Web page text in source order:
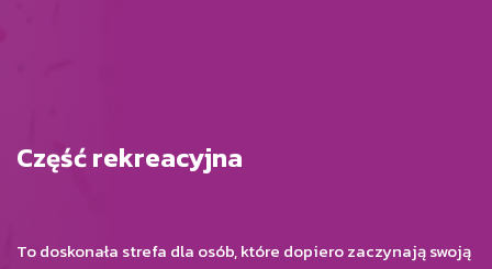
Część rekreacyjna
To doskonała strefa dla osób, które dopiero zaczynają swoją